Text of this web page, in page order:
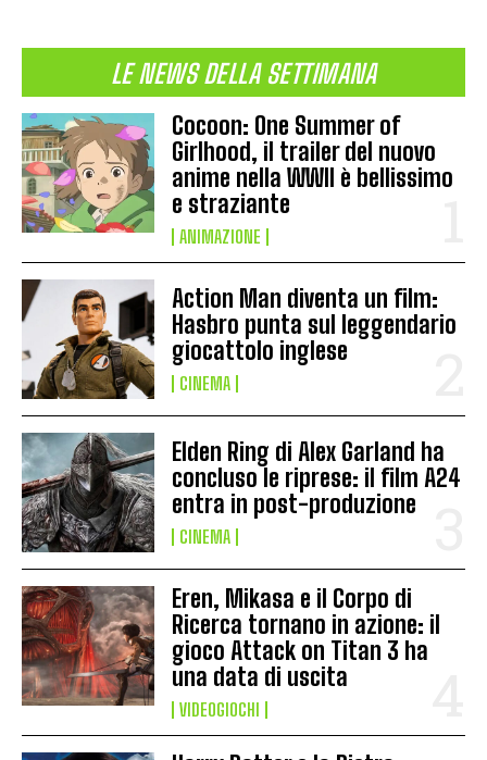
LE NEWS DELLA SETTIMANA
Cocoon: One Summer of
Girlhood, il trailer del nuovo
anime nella WWII è bellissimo
e straziante
ANIMAZIONE
Action Man diventa un film:
Hasbro punta sul leggendario
giocattolo inglese
CINEMA
Elden Ring di Alex Garland ha
concluso le riprese: il film A24
entra in post-produzione
CINEMA
Eren, Mikasa e il Corpo di
Ricerca tornano in azione: il
gioco Attack on Titan 3 ha
una data di uscita
VIDEOGIOCHI